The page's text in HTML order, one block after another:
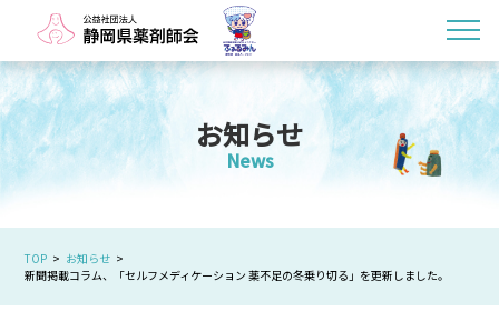
お知らせ
News
TOP
お知らせ
新聞掲載コラム、「セルフメディケーション 薬不足の冬乗り切る」を更新しました。